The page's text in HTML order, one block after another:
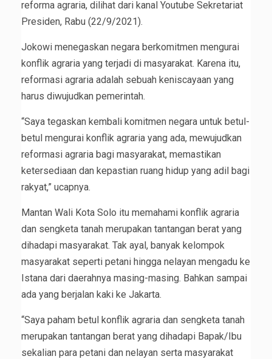
reforma agraria, dilihat dari kanal Youtube Sekretariat
Presiden, Rabu (22/9/2021).
Jokowi menegaskan negara berkomitmen mengurai
konflik agraria yang terjadi di masyarakat. Karena itu,
reformasi agraria adalah sebuah keniscayaan yang
harus diwujudkan pemerintah.
“Saya tegaskan kembali komitmen negara untuk betul-
betul mengurai konflik agraria yang ada, mewujudkan
reformasi agraria bagi masyarakat, memastikan
ketersediaan dan kepastian ruang hidup yang adil bagi
rakyat,” ucapnya.
Mantan Wali Kota Solo itu memahami konflik agraria
dan sengketa tanah merupakan tantangan berat yang
dihadapi masyarakat. Tak ayal, banyak kelompok
masyarakat seperti petani hingga nelayan mengadu ke
Istana dari daerahnya masing-masing. Bahkan sampai
ada yang berjalan kaki ke Jakarta.
“Saya paham betul konflik agraria dan sengketa tanah
merupakan tantangan berat yang dihadapi Bapak/Ibu
sekalian para petani dan nelayan serta masyarakat